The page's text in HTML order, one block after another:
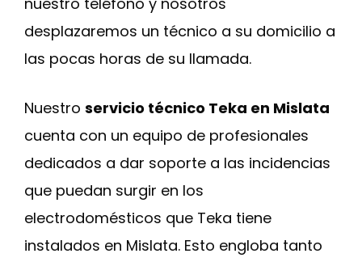
desplazaremos un técnico a su domicilio a
las pocas horas de su llamada.
Nuestro servicio técnico Teka en Mislata
cuenta con un equipo de profesionales
dedicados a dar soporte a las incidencias
que puedan surgir en los
electrodomésticos que Teka tiene
instalados en Mislata. Esto engloba tanto